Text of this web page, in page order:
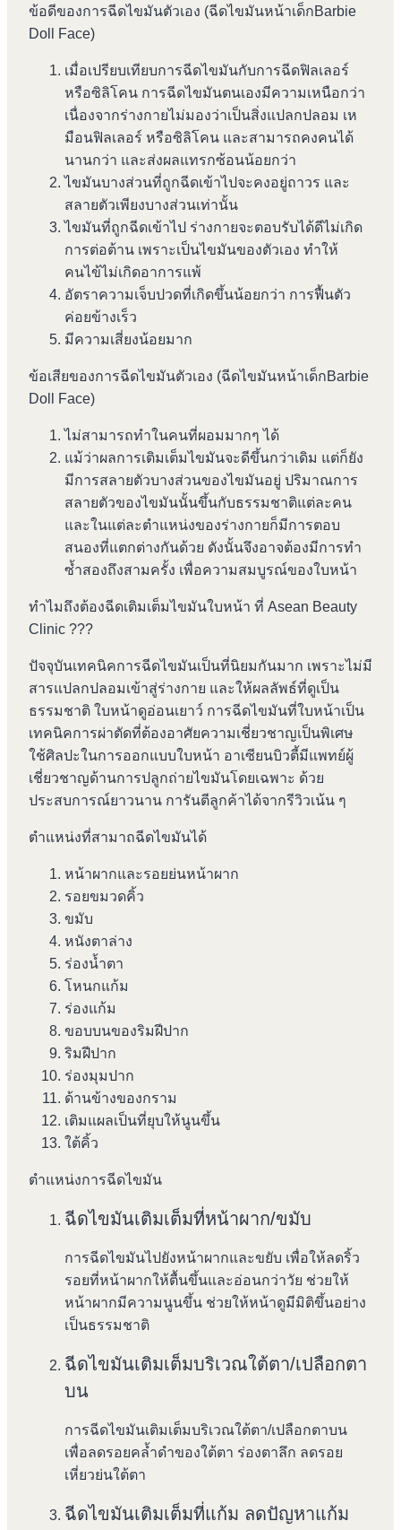
ข้อดีของการฉีดไขมันตัวเอง (ฉีดไขมันหน้าเด็กBarbie
Doll Face)
เมื่อเปรียบเทียบการฉีดไขมันกับการฉีดฟิลเลอร์
หรือซิลิโคน การฉีดไขมันตนเองมีความเหนือกว่า
เนื่องจากร่างกายไม่มองว่าเป็นสิ่งแปลกปลอม เห
มือนฟิลเลอร์ หรือซิลิโคน และสามารถคงคนได้
นานกว่า และส่งผลแทรกซ้อนน้อยกว่า
ไขมันบางส่วนที่ถูกฉีดเข้าไปจะคงอยู่ถาวร และ
สลายตัวเพียงบางส่วนเท่านั้น
ไขมันที่ถูกฉีดเข้าไป ร่างกายจะตอบรับได้ดีไม่เกิด
การต่อต้าน เพราะเป็นไขมันของตัวเอง ทำให้
คนไข้ไม่เกิดอาการแพ้
อัตราความเจ็บปวดที่เกิดขึ้นน้อยกว่า การฟื้นตัว
ค่อยข้างเร็ว
มีความเสี่ยงน้อยมาก
ข้อเสียของการฉีดไขมันตัวเอง (ฉีดไขมันหน้าเด็กBarbie
Doll Face)
ไม่สามารถทำในคนที่ผอมมากๆ ได้
แม้ว่าผลการเติมเต็มไขมันจะดีขึ้นกว่าเดิม แต่ก็ยัง
มีการสลายตัวบางส่วนของไขมันอยู่ ปริมาณการ
สลายตัวของไขมันนั้นขึ้นกับธรรมชาติแต่ละคน
และในแต่ละตำแหน่งของร่างกายก็มีการตอบ
สนองที่แตกต่างกันด้วย ดังนั้นจึงอาจต้องมีการทำ
ซ้ำสองถึงสามครั้ง เพื่อความสมบูรณ์ของใบหน้า
ทำไมถึงต้องฉีดเติมเต็มไขมันใบหน้า ที่ Asean Beauty
Clinic ???
ปัจจุบันเทคนิคการฉีดไขมันเป็นที่นิยมกันมาก เพราะไม่มี
สารแปลกปลอมเข้าสู่ร่างกาย และให้ผลลัพธ์ที่ดูเป็น
ธรรมชาติ ใบหน้าดูอ่อนเยาว์ การฉีดไขมันที่ใบหน้าเป็น
เทคนิคการผ่าตัดที่ต้องอาศัยความเชี่ยวชาญเป็นพิเศษ
ใช้ศิลปะในการออกแบบใบหน้า อาเซียนบิวตี้มีแพทย์ผู้
เชี่ยวชาญด้านการปลูกถ่ายไขมันโดยเฉพาะ ด้วย
ประสบการณ์ยาวนาน การันตีลูกค้าได้จากรีวิวเน้น ๆ
ตำแหน่งที่สามาถฉีดไขมันได้
หน้าผากและรอยย่นหน้าผาก
รอยขมวดคิ้ว
ขมับ
หนังตาล่าง
ร่องน้ำตา
โหนกแก้ม
ร่องแก้ม
ขอบบนของริมฝีปาก
ริมฝีปาก
ร่องมุมปาก
ด้านข้างของกราม
เติมแผลเป็นที่ยุบให้นูนขึ้น
ใต้คิ้ว
ตำแหน่งการฉีดไขมัน
ฉีดไขมันเติมเต็มที่หน้าผาก/ขมับ
การฉีดไขมันไปยังหน้าผากและขยับ เพื่อให้ลดริ้ว
รอยที่หน้าผากให้ตื้นขึ้นและอ่อนกว่าวัย ช่วยให้
หน้าผากมีความนูนขึ้น ช่วยให้หน้าดูมีมิติขึ้นอย่าง
เป็นธรรมชาติ
ฉีดไขมันเติมเต็มบริเวณใต้ตา/เปลือกตา
บน
การฉีดไขมันเติมเต็มบริเวณใต้ตา/เปลือกตาบน
เพื่อลดรอยคล้ำดำของใต้ตา ร่องตาลึก ลดรอย
เหี่ยวย่นใต้ตา
ฉีดไขมันเติมเต็มที่แก้ม ลดปัญหาแก้ม